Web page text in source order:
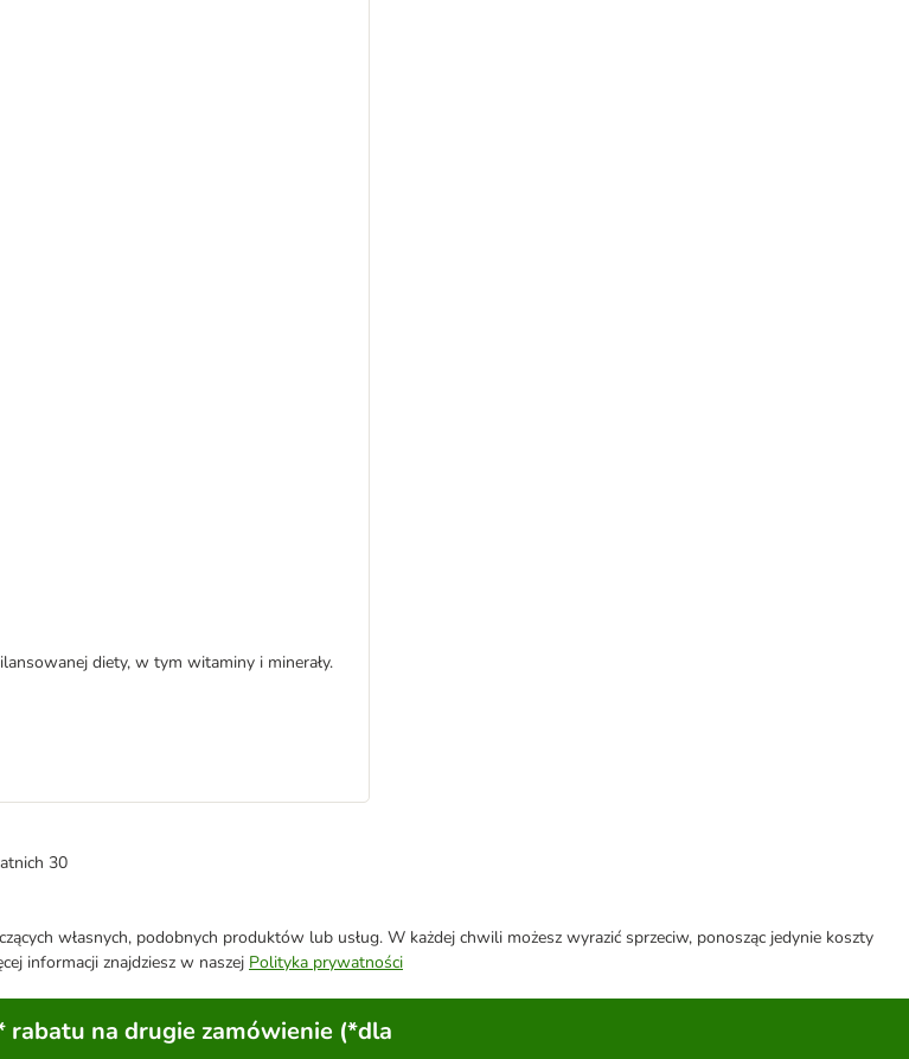
diety, w tym witaminy i minerały.
30
własnych, podobnych produktów lub usług. W każdej chwili możesz wyrazić sprzeciw, ponosząc jedynie koszty
informacji znajdziesz w naszej Polityka prywatności
na drugie zamówienie (*dla